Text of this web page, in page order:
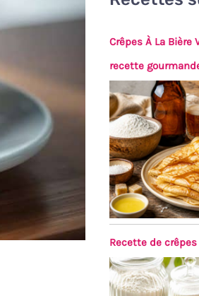
Crêpes À La Bière
recette
Recette de